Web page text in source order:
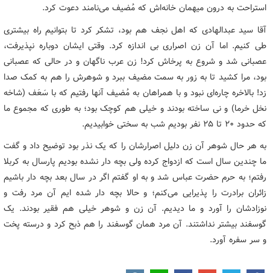
استراحت به درون میهمان خانه‌اش که مُضیف می‌نامند دعوت کرد.
آقا سید عبدالهادی که اهل نجف هم بود، تشکر کرد تا بتوانیم راه بیشتری
طی کنیم. اما آن زن اصراری بی اندازه کرد. وقتی ایشان دوباره نپذیرفت،
عصبانی شد و شروع به پرخاش کرد! زن عرب ناگهان و در حالی که عصبانی
بود، مرا کشید تا به زور به سمت مضیف ببرد و شوهرش را هم به کمک صدا
زد! بالاخره چاره‌ای نبود و با همراهان به مُضیف آنها رفتیم که با سَعَف (شاخه
نخل خرما) و نی ساخته بودند و خیلی هم کوچک بود؛ به طوری که مجموع ما
که حدود 20 تا 25 نفر بودیم شب به سختی خوابیدیم.
به هر حال شوهر آن زن دلیل اصرارشان را که یک نذر بود توضیح داد و گفت
ما چندین سال است که ازدواج کرده ولی بچه دار نشده بودیم پارسال به کربلا
رفتم؛ به حرم حضرت عباس شد و به او گفتم اگر در سال بعد بچه دار باشیم
زائران برادرت را پذیرایی می‌کنم؛ و حالا بچه دار شده ایم آن مرد رفت و
نوزادشان را آورد و ما دیدیم. آن زن و شوهر خیلی هم فقیر بودند. یک
گوسفند بیشتر نداشتند. آن مرد همان گوسفند را هم ذبح کرد و درسته پخت
و سر سفره آورد.